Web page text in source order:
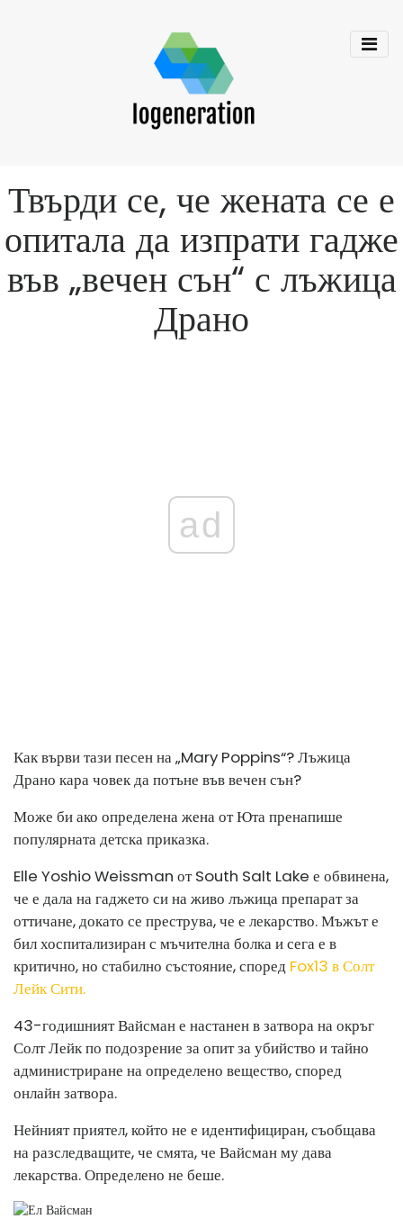
Твърди се, че жената се е
опитала да изпрати гадже
във „вечен сън“ с лъжица
Драно
ad
Как върви тази песен на „Mary Poppins“? Лъжица
Драно кара човек да потъне във вечен сън?
Може би ако определена жена от Юта пренапише
популярната детска приказка.
Elle Yoshio Weissman от South Salt Lake е обвинена,
че е дала на гаджето си на живо лъжица препарат за
оттичане, докато се преструва, че е лекарство. Мъжът е
бил хоспитализиран с мъчителна болка и сега е в
критично, но стабилно състояние, според Fox13 в Солт
Лейк Сити.
43-годишният Вайсман е настанен в затвора на окръг
Солт Лейк по подозрение за опит за убийство и тайно
администриране на определено вещество, според
онлайн затвора.
Нейният приятел, който не е идентифициран, съобщава
на разследващите, че смята, че Вайсман му дава
лекарства. Определено не беше.